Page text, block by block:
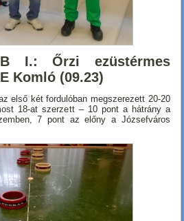
I.: Őrzi ezüstérmes
Komló (09.23)
első két fordulóban megszerezett 20-20
18-at szerzett – 10 pont a hátrány a
7 pont az előny a Józsefváros